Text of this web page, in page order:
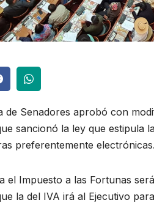
de Senadores aprobó con
sancionó la ley que estipula
preferentemente electrónicas.
el Impuesto a las Fortunas
la del IVA irá al Ejecutivo